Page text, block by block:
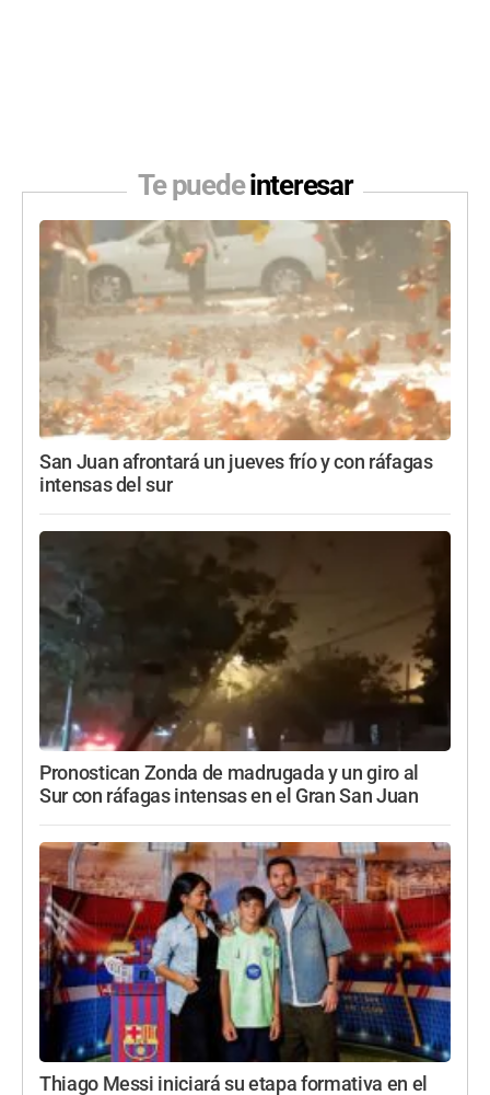
Te puedeinteresar
San Juan afrontará un jueves frío y con ráfagas
intensas del sur
Pronostican Zonda de madrugada y un giro al
Sur con ráfagas intensas en el Gran San Juan
Thiago Messi iniciará su etapa formativa en el